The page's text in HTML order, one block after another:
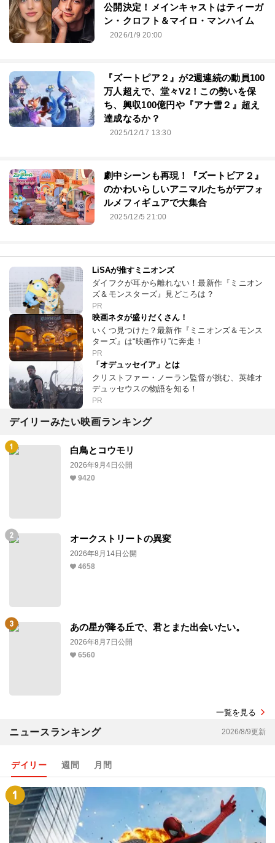
公開決定！メインキャストはティーガ
ン・クロフト＆マイロ・マンハイム
2026/1/9 20:00
『ズートピア２』が2週連続の動員100
万人超えで、堂々V2！この勢いを保
ち、興収100億円や『アナ雪２』超え
達成なるか？
2025/12/17 13:30
劇中シーンも再現！『ズートピア２』
のかわいらしいアニマルたちがデフォ
ルメフィギュアで大集合
2025/12/5 21:00
LiSAが推すミニオンズ
ダイフクが耳から離れない！最新作『ミニオン
ズ＆モンスターズ』見どころは？
PR
映画ネタが盛りだくさん！
いくつ見つけた？最新作『ミニオンズ＆モンス
ターズ』は“映画作り”に奔走！
PR
「オデュッセイア」とは
クリストファー・ノーラン監督が挑む、英雄オ
デュッセウスの物語を知る！
PR
デイリーみたい映画ランキング
白鳥とコウモリ
2026年9月4日公開
9420
オークストリートの異変
2026年8月14日公開
4658
あの星が降る丘で、君とまた出会いたい。
2026年8月7日公開
6560
一覧を見る
ニュースランキング 2026/8/9更新
デイリー 週間 月間